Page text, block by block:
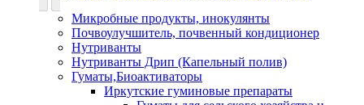
Микробные продукты, инокулянты
Почвоулучшитель, почвенный кондиционер
Нутриванты
Нутриванты Дрип (Капельный полив)
Гуматы,Биоактиваторы
Иркутские гуминовые препараты